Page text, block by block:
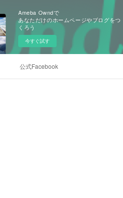
Ameba Owndで
あなただけのホームページやブログをつ
くろう
今すぐ試す
公式Facebook